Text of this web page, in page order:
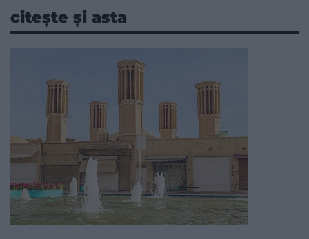
citește și asta